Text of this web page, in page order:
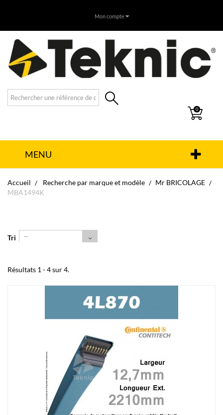
Mon compte
0
MENU
Accueil Recherche par marque et modèle
Mr BRICOLAGE
MBA1494K
Tri --
Résultats 1 - 4 sur 4.